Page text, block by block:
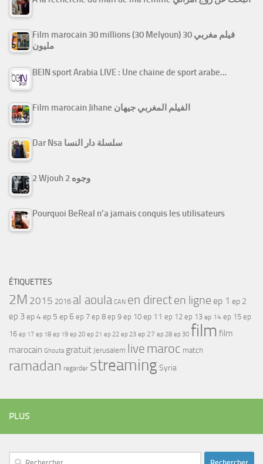
Film marocain 30 millions (30 Melyoun) فيلم مغربي 30
مليون
BEIN sport Arabia LIVE : Une chaine de sport arabe…
Film marocain Jihane الفيلم المغربي جيهان
Dar Nsa سلسلة دار النسا
2 Wjouh 2 وجوه
Pourquoi BeReal n’a jamais conquis les utilisateurs
ÉTIQUETTES
2M 2015 2016 al aoula CAN en directen ligne ep 1 ep 2
ep 3ep 4ep 5 ep 6 ep 7 ep 8 ep 9 ep 10 ep 11 ep 12 ep 13 ep 14 ep 15 ep
16 ep 17 ep 18 ep 19 ep 20 ep 21 ep 22 ep 23 ep 27 ep 28 ep 30 film film
marocain Ghouta gratuit Jerusalem live maroc match
ramadan regarder streamingSyria
PLUS
Rechercher :